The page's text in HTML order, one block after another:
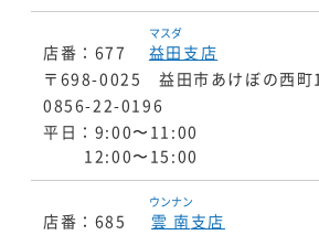
店番：677 益田
マスダ
支店
〒698-0025 益田市あけぼの西町
0856-22-0196
平日：9:00〜11:00
12:00〜15:00
店番：685 雲南
ウンナン
支店